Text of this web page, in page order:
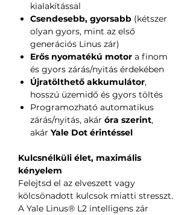
kialakítással
Csendesebb, gyorsabb (kétszer
olyan gyors, mint az első
generációs Linus zár)
Erős nyomatékú motor a finom
és gyors zárás/nyitás érdekében
Újratölthető akkumulátor,
hosszú üzemidő és gyors töltés
Programozható automatikus
zárás/nyitás, akár óra szerint,
akár Yale Dot érintéssel
Kulcsnélküli élet, maximális
kényelem
Felejtsd el az elveszett vagy
kölcsönadott kulcsok miatti stresszt.
A Yale Linus® L2 intelligens zár